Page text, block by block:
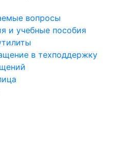
вопросы
и учебные пособия
в техподдержку